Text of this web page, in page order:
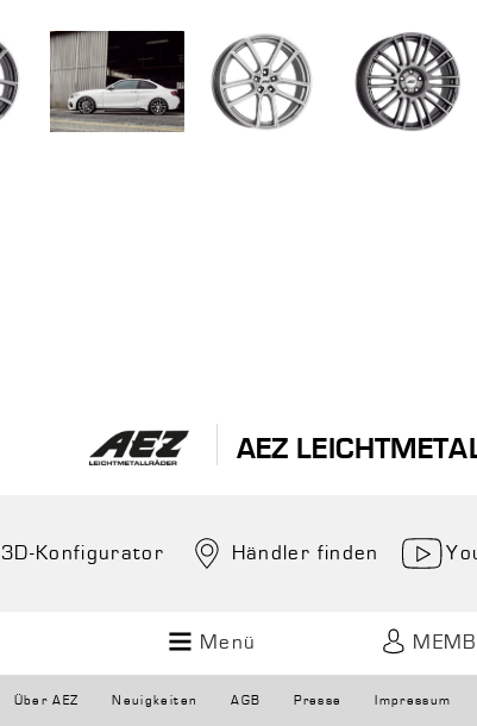
AEZ
3D-Konfigurator Händler finden
Menü
Über AEZ Neuigkeiten AGB Presse Impressum